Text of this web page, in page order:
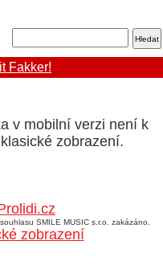
Fakker!
v mobilní verzi není k
zobrazení.
SMILE MUSIC s.r.o. zakázáno.
zobrazení